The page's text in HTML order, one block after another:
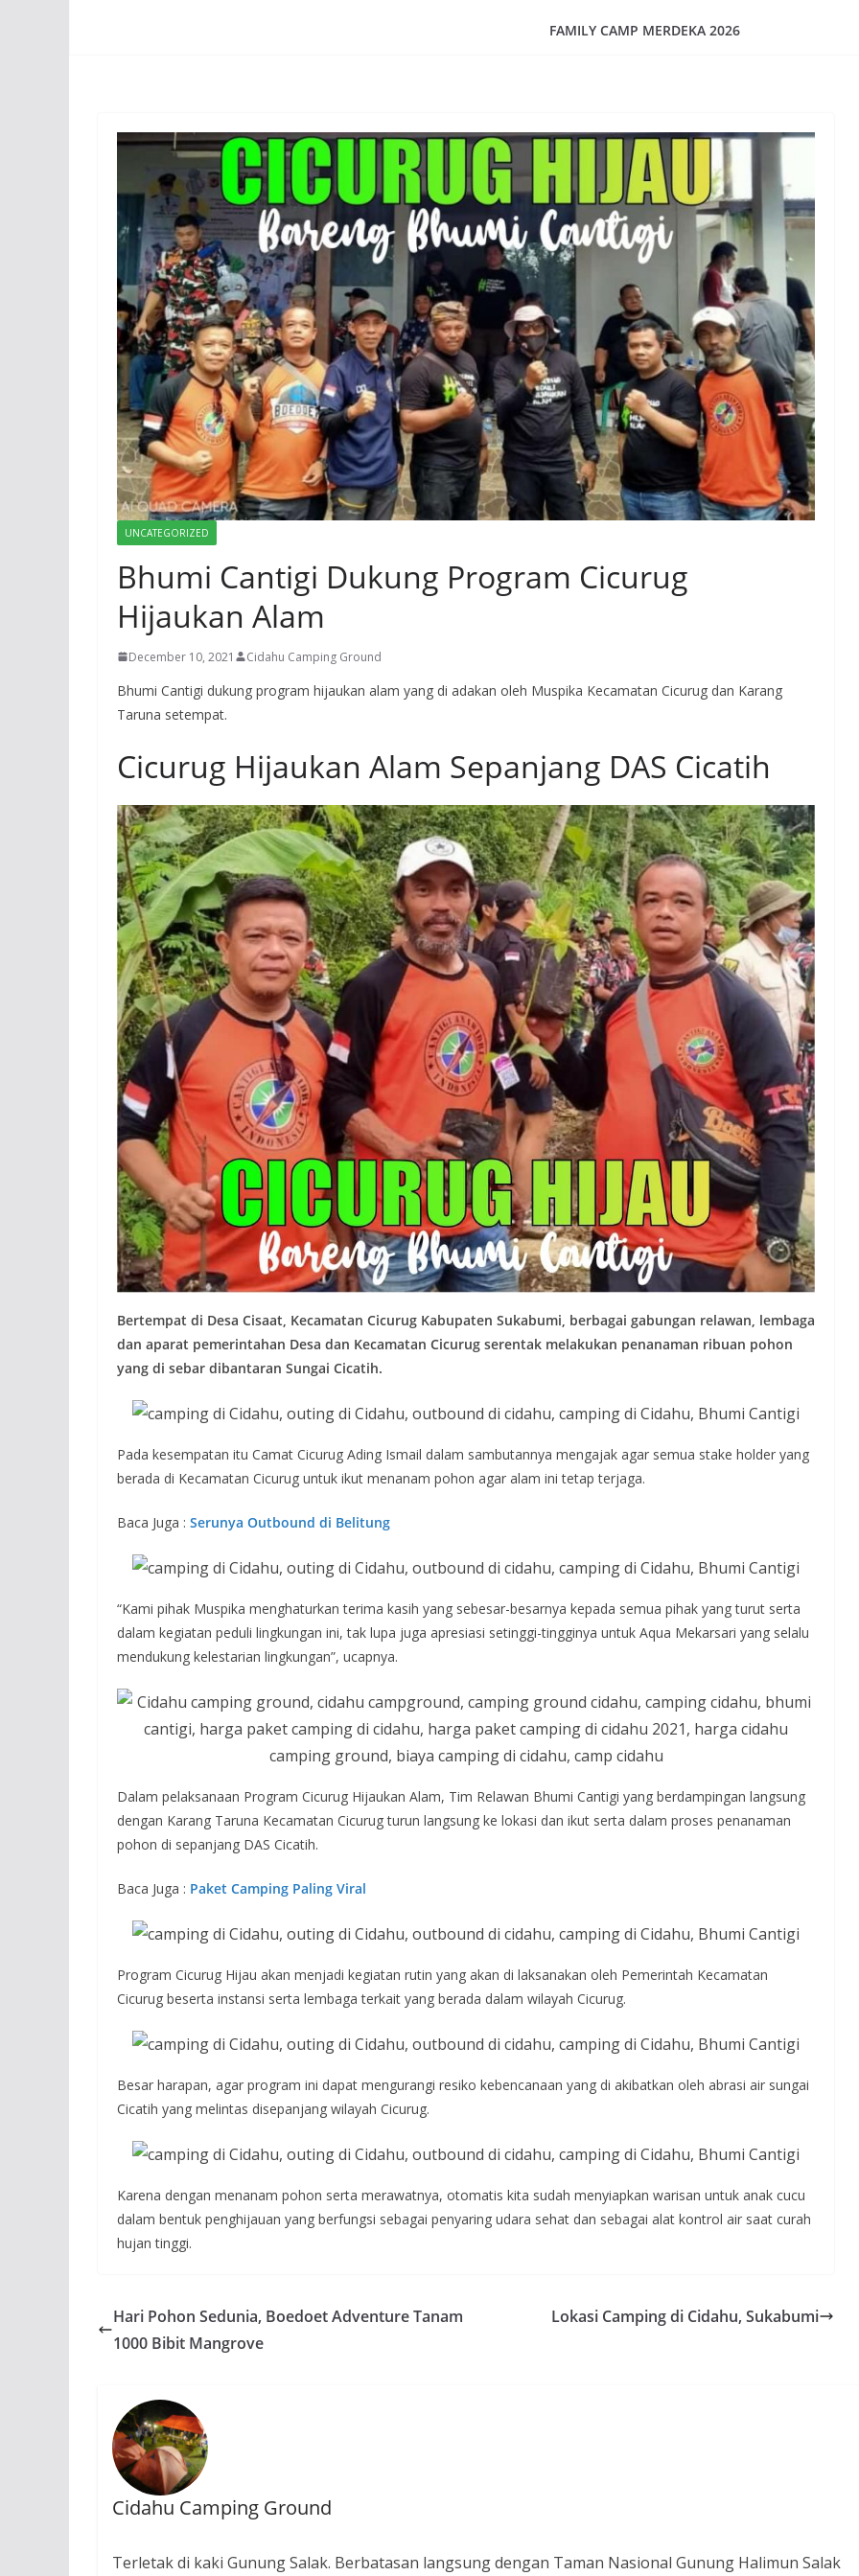
FAMILY CAMP MERDEKA 2026
UNCATEGORIZED
Bhumi Cantigi Dukung Program Cicurug
Hijaukan Alam
December 10, 2021 Cidahu Camping Ground
Bhumi Cantigi dukung program hijaukan alam yang di adakan oleh Muspika Kecamatan Cicurug dan Karang
Taruna setempat.
Cicurug Hijaukan Alam Sepanjang DAS Cicatih
Bertempat di Desa Cisaat, Kecamatan Cicurug Kabupaten Sukabumi, berbagai gabungan relawan, lembaga
dan aparat pemerintahan Desa dan Kecamatan Cicurug serentak melakukan penanaman ribuan pohon
yang di sebar dibantaran Sungai Cicatih.
Pada kesempatan itu Camat Cicurug Ading Ismail dalam sambutannya mengajak agar semua stake holder yang
berada di Kecamatan Cicurug untuk ikut menanam pohon agar alam ini tetap terjaga.
Baca Juga : Serunya Outbound di Belitung
“Kami pihak Muspika menghaturkan terima kasih yang sebesar-besarnya kepada semua pihak yang turut serta
dalam kegiatan peduli lingkungan ini, tak lupa juga apresiasi setinggi-tingginya untuk Aqua Mekarsari yang selalu
mendukung kelestarian lingkungan”, ucapnya.
Dalam pelaksanaan Program Cicurug Hijaukan Alam, Tim Relawan Bhumi Cantigi yang berdampingan langsung
dengan Karang Taruna Kecamatan Cicurug turun langsung ke lokasi dan ikut serta dalam proses penanaman
pohon di sepanjang DAS Cicatih.
Baca Juga : Paket Camping Paling Viral
Program Cicurug Hijau akan menjadi kegiatan rutin yang akan di laksanakan oleh Pemerintah Kecamatan
Cicurug beserta instansi serta lembaga terkait yang berada dalam wilayah Cicurug.
Besar harapan, agar program ini dapat mengurangi resiko kebencanaan yang di akibatkan oleh abrasi air sungai
Cicatih yang melintas disepanjang wilayah Cicurug.
Karena dengan menanam pohon serta merawatnya, otomatis kita sudah menyiapkan warisan untuk anak cucu
dalam bentuk penghijauan yang berfungsi sebagai penyaring udara sehat dan sebagai alat kontrol air saat curah
hujan tinggi.
Hari Pohon Sedunia, Boedoet Adventure Tanam
1000 Bibit Mangrove
Lokasi Camping di Cidahu, Sukabumi
Cidahu Camping Ground
Terletak di kaki Gunung Salak. Berbatasan langsung dengan Taman Nasional Gunung Halimun Salak